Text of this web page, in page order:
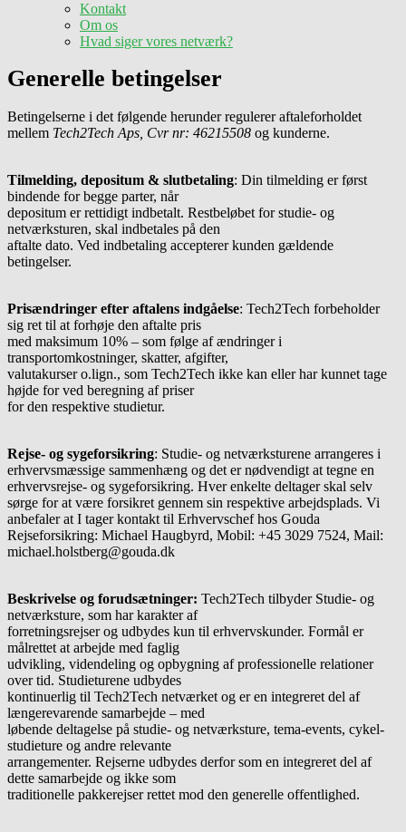
Kontakt
Om os
Hvad siger vores netværk?
Generelle betingelser
Betingelserne i det følgende herunder regulerer aftaleforholdet
mellem Tech2Tech Aps, Cvr nr: 46215508 og kunderne.
Tilmelding, depositum & slutbetaling: Din tilmelding er først
bindende for begge parter, når
depositum er rettidigt indbetalt. Restbeløbet for studie- og
netværksturen, skal indbetales på den
aftalte dato. Ved indbetaling accepterer kunden gældende
betingelser.
Prisændringer efter aftalens indgåelse: Tech2Tech forbeholder
sig ret til at forhøje den aftalte pris
med maksimum 10% – som følge af ændringer i
transportomkostninger, skatter, afgifter,
valutakurser o.lign., som Tech2Tech ikke kan eller har kunnet tage
højde for ved beregning af priser
for den respektive studietur.
Rejse- og sygeforsikring: Studie- og netværksturene arrangeres i
erhvervsmæssige sammenhæng og det er nødvendigt at tegne en
erhvervsrejse- og sygeforsikring. Hver enkelte deltager skal selv
sørge for at være forsikret gennem sin respektive arbejdsplads. Vi
anbefaler at I tager kontakt til Erhvervschef hos Gouda
Rejseforsikring: Michael Haugbyrd, Mobil: +45 3029 7524, Mail:
michael.holstberg@gouda.dk
Beskrivelse og forudsætninger: Tech2Tech tilbyder Studie- og
netværksture, som har karakter af
forretningsrejser og udbydes kun til erhvervskunder. Formål er
målrettet at arbejde med faglig
udvikling, videndeling og opbygning af professionelle relationer
over tid. Studieturene udbydes
kontinuerlig til Tech2Tech netværket og er en integreret del af
længerevarende samarbejde – med
løbende deltagelse på studie- og netværksture, tema-events, cykel-
studieture og andre relevante
arrangementer. Rejserne udbydes derfor som en integreret del af
dette samarbejde og ikke som
traditionelle pakkerejser rettet mod den generelle offentlighed.